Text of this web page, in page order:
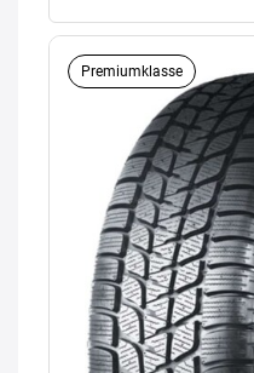
Premiumklasse